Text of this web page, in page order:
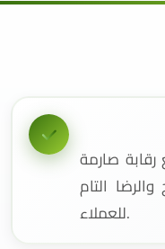
صارمة
التام
للعملاء.